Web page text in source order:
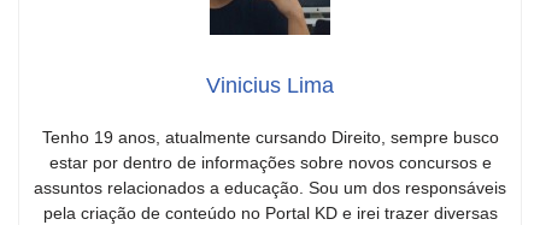
Vinicius Lima
Tenho 19 anos, atualmente cursando Direito, sempre busco
estar por dentro de informações sobre novos concursos e
assuntos relacionados a educação. Sou um dos responsáveis
pela criação de conteúdo no Portal KD e irei trazer diversas